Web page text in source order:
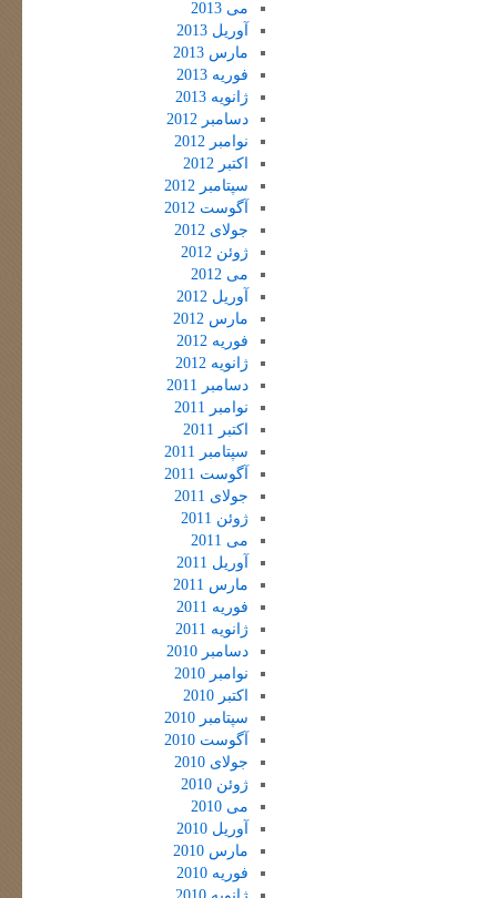
می 2013
آوریل 2013
مارس 2013
فوریه 2013
ژانویه 2013
دسامبر 2012
نوامبر 2012
اکتبر 2012
سپتامبر 2012
آگوست 2012
جولای 2012
ژوئن 2012
می 2012
آوریل 2012
مارس 2012
فوریه 2012
ژانویه 2012
دسامبر 2011
نوامبر 2011
اکتبر 2011
سپتامبر 2011
آگوست 2011
جولای 2011
ژوئن 2011
می 2011
آوریل 2011
مارس 2011
فوریه 2011
ژانویه 2011
دسامبر 2010
نوامبر 2010
اکتبر 2010
سپتامبر 2010
آگوست 2010
جولای 2010
ژوئن 2010
می 2010
آوریل 2010
مارس 2010
فوریه 2010